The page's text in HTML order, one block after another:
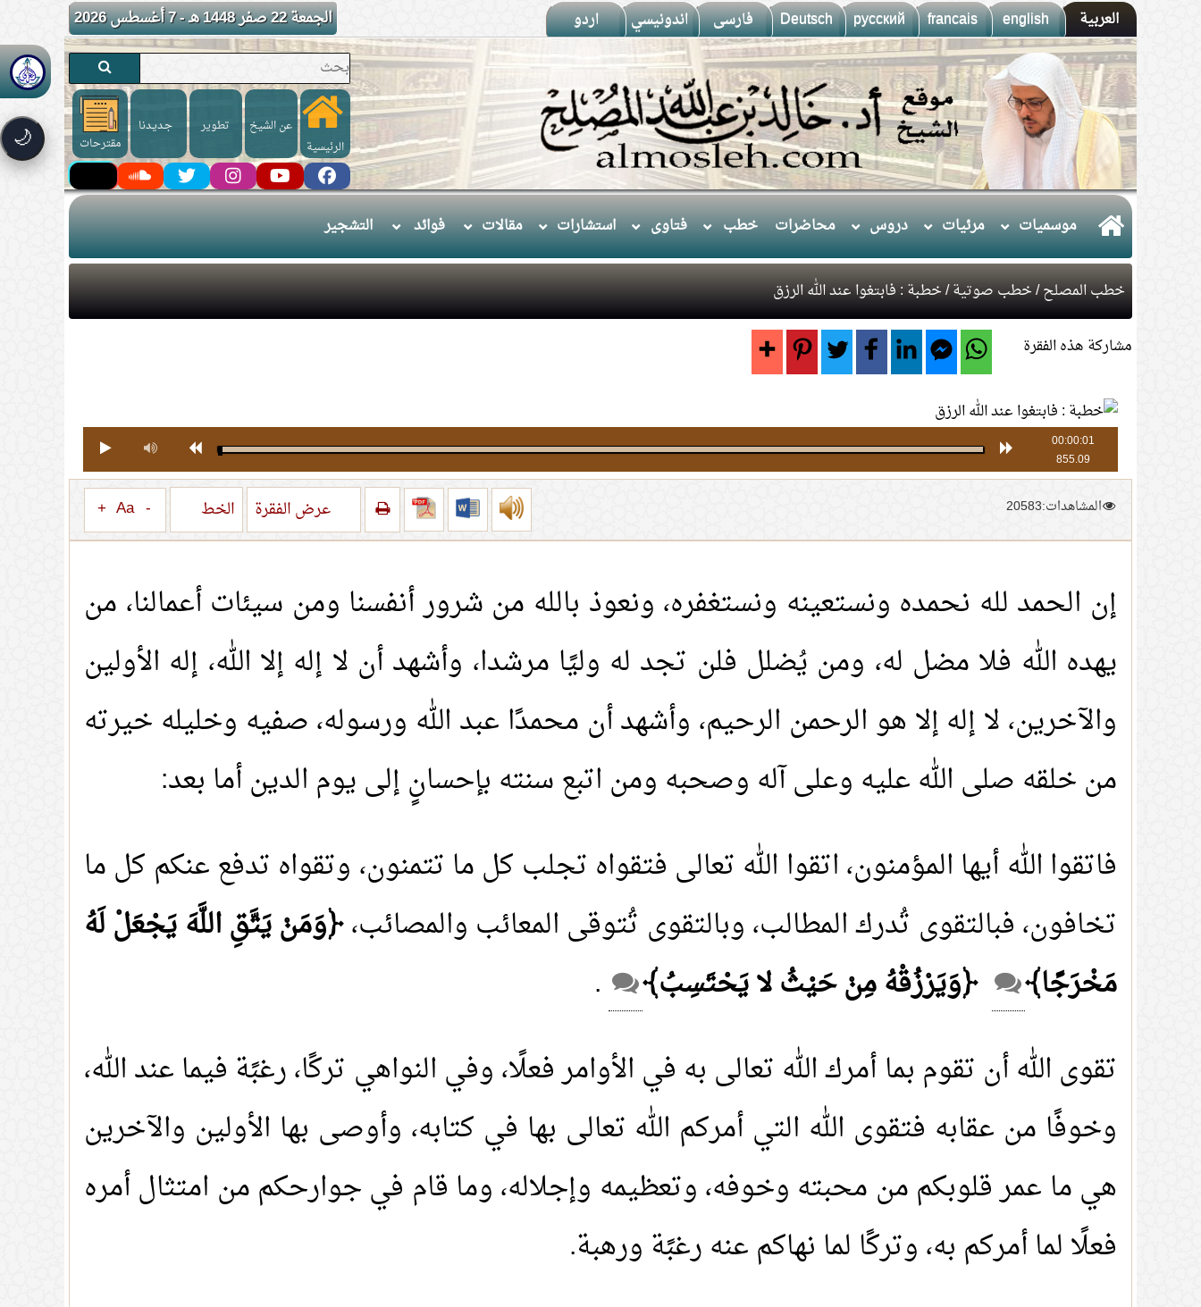
العربية english
francais
русский
Deutsch فارسى اندونيسي اردو الجمعة 22 صفر 1448 هـ - 7 أغسطس 2026
🌙 الرئيسية
عن الشيخ تطوير
جـديـدنا
مقترحات
موسميات مرئيات دروس محاضرات خطب فتاوى استشارات مقالات فوائد التشجير
خطب المصلح/خطب صوتية/ خطبة : فابتغوا عند الله الرزق
مشاركة هذه الفقرة
00:00:01
855.09
المشاهدات:20583 عرض الفقرة الخط -
Aa
+
إن الحمد لله نحمده ونستعينه ونستغفره، ونعوذ بالله من شرور أنفسنا ومن سيئات أعمالنا، من
يهده الله فلا مضل له، ومن يُضلل فلن تجد له وليًا مرشدا، وأشهد أن لا إله إلا الله، إله الأولين
والآخرين، لا إله إلا هو الرحمن الرحيم، وأشهد أن محمدًا عبد الله ورسوله، صفيه وخليله خيرته
من خلقه صلى الله عليه وعلى آله وصحبه ومن اتبع سنته بإحسانٍ إلى يوم الدين أما بعد:
فاتقوا الله أيها المؤمنون، اتقوا الله تعالى فتقواه تجلب كل ما تتمنون، وتقواه تدفع عنكم كل ما
تخافون، فبالتقوى تُدرك المطالب، وبالتقوى تُتوقى المعائب والمصائب،﴿وَمَنْ يَتَّقِ اللَّهَ يَجْعَلْ لَهُ
مَخْرَجًا﴾
﴿وَيَرْزُقْهُ مِنْ حَيْثُ لا يَحْتَسِبُ﴾
.
تقوى الله أن تقوم بما أمرك الله تعالى به في الأوامر فعلًا، وفي النواهي تركًا، رغبًة فيما عند الله،
وخوفًا من عقابه فتقوى الله التي أمركم الله تعالى بها في كتابه، وأوصى بها الأولين والآخرين
هي ما عمر قلوبكم من محبته وخوفه، وتعظيمه وإجلاله، وما قام في جوارحكم من امتثال أمره
فعلًا لما أمركم به، وتركًا لما نهاكم عنه رغبًة ورهبة.